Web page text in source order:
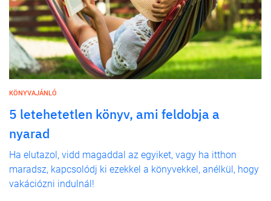
KÖNYVAJÁNLÓ
5 letehetetlen könyv, ami feldobja a
nyarad
Ha elutazol, vidd magaddal az egyiket, vagy ha itthon
maradsz, kapcsolódj ki ezekkel a könyvekkel, anélkül, hogy
vakációzni indulnál!